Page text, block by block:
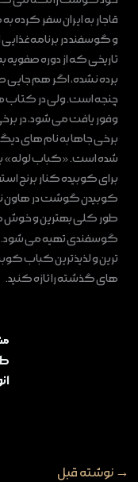
قاجار به ایران سفر
و گوسفند در برنامه
تاریخی که از دوره
برده نشده، اگر هم
چنجه است. ولی در کتاب‌
وفور یافت می شود، در
برخی جا‌ها به‌ نام‌ های
شده است. «کباب لوله»
برای کوبیده کنار برنج
کوبیدن گوشت در هاون
طور کلی بهترین و خوش
گوسفندی تهیه می شود.
ترین و لذیذترین کباب
های گذشته را تازه کنید.
→ نوشته قبل